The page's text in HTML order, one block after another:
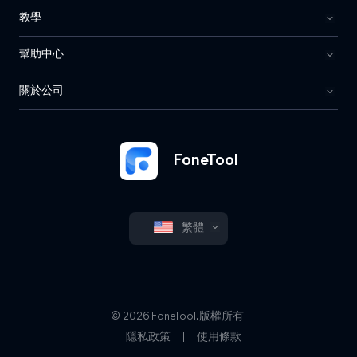
FoneTool
繁體
教學
幫助中心
關於公司
© 2026 FoneTool. 版權所有.
隱私政策
使用條款